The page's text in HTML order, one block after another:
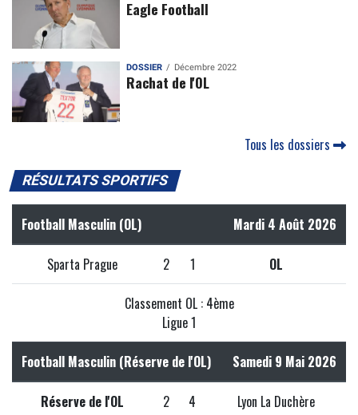
Eagle Football
DOSSIER Décembre 2022
Rachat de l'OL
Tous les dossiers
RÉSULTATS SPORTIFS
Football Masculin (OL) Mardi 4 Août 2026
Sparta Prague 2 1 OL
Classement OL : 4ème
Ligue 1
Football Masculin (Réserve de l'OL) Samedi 9 Mai 2026
Réserve de l'OL 2 4 Lyon La Duchère